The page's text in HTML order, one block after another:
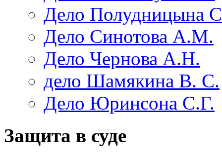
Дело Полудницына
Дело Синотова А.М.
Дело Чернова А.Н.
дело Шамякина В. С.
Дело Юринсона С.Г.
Защита в суде